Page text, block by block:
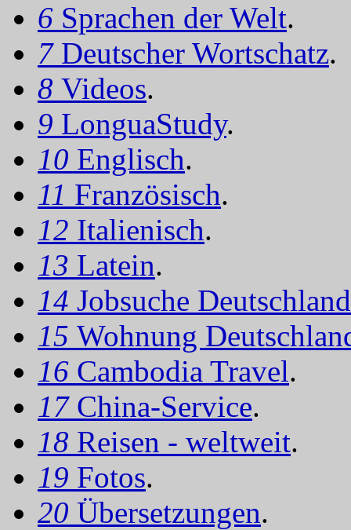
6 Sprachen der Welt.
7 Deutscher Wortschatz.
8 Videos.
9 LonguaStudy.
10 Englisch.
11 Französisch.
12 Italienisch.
13 Latein.
14 Jobsuche Deutschland
15 Wohnung
16 Cambodia Travel.
17 China-Service.
18 Reisen - weltweit.
19 Fotos.
20 Übersetzungen.